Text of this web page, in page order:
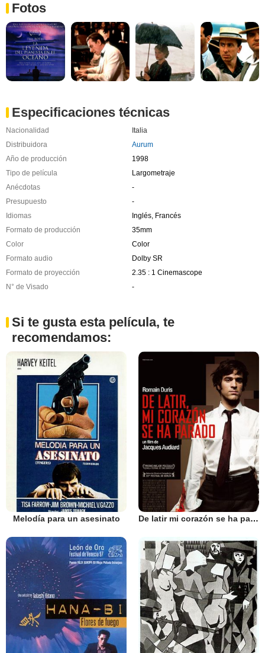
Fotos
Especificaciones técnicas
Nacionalidad
Italia
Distribuidora
Aurum
Año de producción
1998
Tipo de película
Largometraje
Anécdotas
-
Presupuesto
-
Idiomas
Inglés, Francés
Formato de producción
35mm
Color
Color
Formato audio
Dolby SR
Formato de proyección
2.35 : 1 Cinemascope
N° de Visado
-
Si te gusta esta película, te
recomendamos:
Melodía para un asesinato De latir mi corazón se ha parado